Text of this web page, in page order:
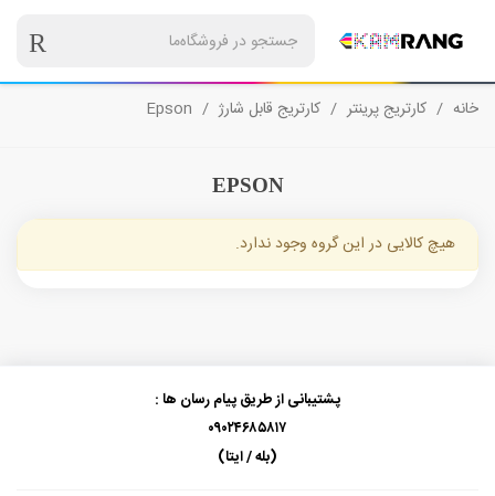
خانه / کارتریج پرینتر / کارتریج قابل شارژ /
Epson
EPSON
هیچ کالایی در این گروه وجود ندارد.
پشتیبانی از طریق پیام رسان ها :
۰۹۰۲۴۶۸۵۸۱۷
(بله / ایتا)